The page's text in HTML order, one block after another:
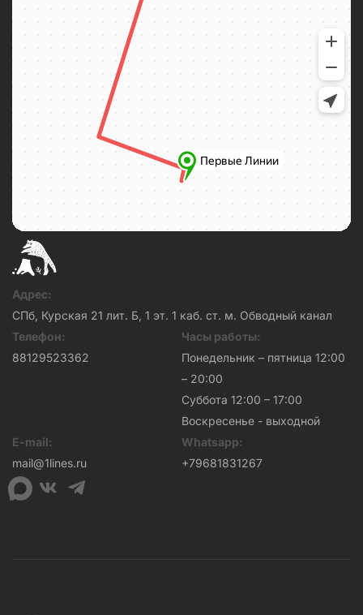
Адрес:
СПб, Курская 21 лит. Б, 1 эт. 1 каб. ст. м. Обводный канал
Телефон:
88129523362
Часы работы:
Понедельник – пятница 12:00
– 20:00
Суббота 12:00 – 17:00
Воскресенье - выходной
E-mail:
mail@1lines.ru
Whatsapp:
+79681831267